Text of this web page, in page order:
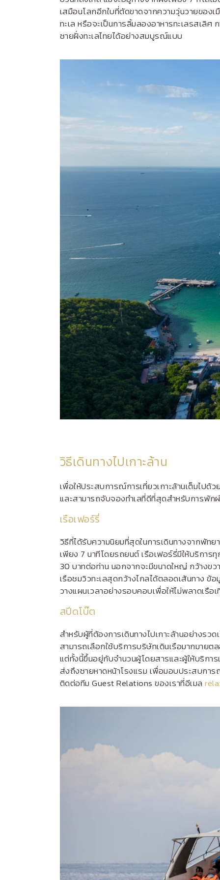
เสมือนโลกอีกใบที่ตัดขาดจากความวุ่นวายขอ
ทะเล หรือจะเป็นการลิ้มลองอาหารทะเลรสเ
ชายฝั่งทะเลไทยได้อย่างสมบูรณ์แบบ
วิธีเดินทางไปเกาะล้าน
เพื่อให้ประสบการณ์การเที่ยวเกาะล้านเต็มไปด้
และสามารถจับจองทำเลที่ดีที่สุดสำหรับการพั
เรือเฟอร์รี่
วิธีที่ได้รับความนิยมที่สุดในการเดินทางจากพัทย
เพียง 7 นาทีโดยรถยนต์ เรือเฟอร์รี่มีให้บริการ
30 บาทต่อท่าน นอกจากจะมีขนาดใหญ่ กว้างข
เรือชมวิวทะเลสุดกว้างไกลได้ตลอดเส้นทาง ข้
วางแผนเวลาอย่างรอบคอบเพื่อให้ไม่พลาดเรือ
สปีดโบ๊ต
สำหรับผู้ที่ต้องการเดินทางไปเกาะล้านอย่างรว
สามารถเลือกใช้บริการบริษัทเดินเรือมากมาย
แต่ทั้งนี้ขึ้นอยู่กับจำนวนผู้โดยสารและผู้ให้บริกา
ส่งถึงชายหาดหน้าโรงแรม เพื่อมอบประสบกา
ติดต่อทีม Guest Relations ของเราที่อีเมล